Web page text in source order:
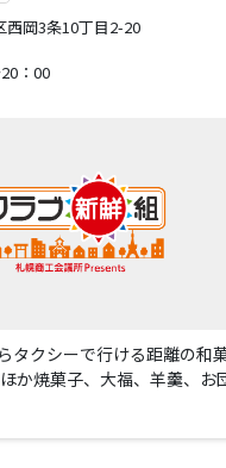
岡3条10丁目2-20
：00
タクシーで行ける距離の和
か焼菓子、大福、羊羹、お